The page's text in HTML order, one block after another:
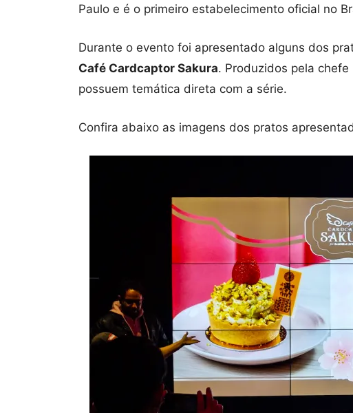
Paulo e é o primeiro estabelecimento oficial no
Durante o evento foi apresentado alguns dos
Café Cardcaptor Sakura. Produzidos pela chefe
possuem temática direta com a série.
Confira abaixo as imagens dos pratos